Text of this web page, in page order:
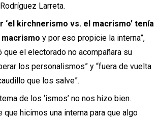
Larreta.
‘el kirchnerismo vs. el macrismo’ tenía
y por eso propicie la interna”,
que el electorado no acompañara su
los personalismos” y “fuera de vuelta
que los salve”.
de los ‘ismos’ no nos hizo bien.
que hicimos una interna para que algo